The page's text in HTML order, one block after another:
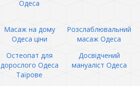
Одеса
Масаж на дому
Одеса ціни
Розслаблювальний
масаж Одеса
Остеопат для
дорослого Одеса
Таїрове
Досвідчений
мануаліст Одеса